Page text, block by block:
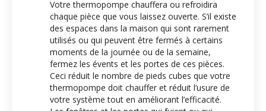
Votre thermopompe chauffera ou refroidira
chaque pièce que vous laissez ouverte. S’il existe
des espaces dans la maison qui sont rarement
utilisés ou qui peuvent être fermés à certains
moments de la journée ou de la semaine,
fermez les évents et les portes de ces pièces.
Ceci réduit le nombre de pieds cubes que votre
thermopompe doit chauffer et réduit l’usure de
votre système tout en améliorant l’efficacité.